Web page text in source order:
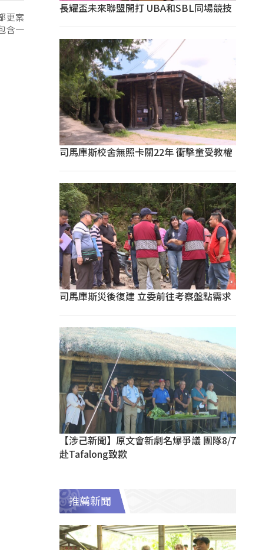
更案
含一
長耀盃未來聯盟開打 UBA和SBL同場競技
司馬庫斯校舍無照卡關22年 衝擊童受教權
司馬庫斯災後復建 立委前往考察盤點需求
【涉己新聞】原文會新劇名爆爭議 團隊8/7
赴Tafalong致歉
推薦新聞